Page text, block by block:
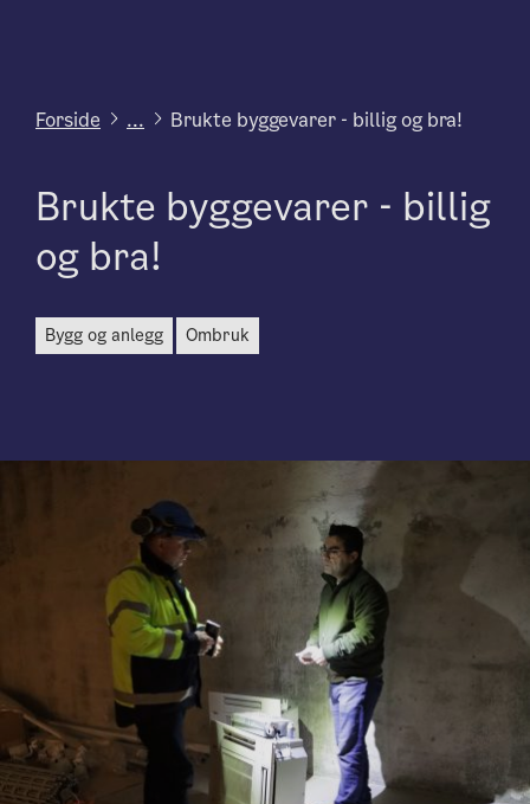
Forside ... Brukte byggevarer - billig og bra!
Brukte byggevarer - billig
og bra!
bygg og anlegg ombruk